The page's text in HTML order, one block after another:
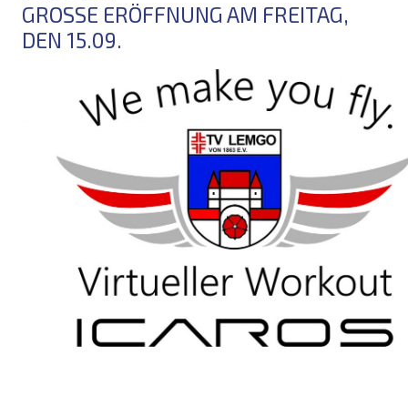
GROSSE ERÖFFNUNG AM FREITAG, D
EN 15.09.